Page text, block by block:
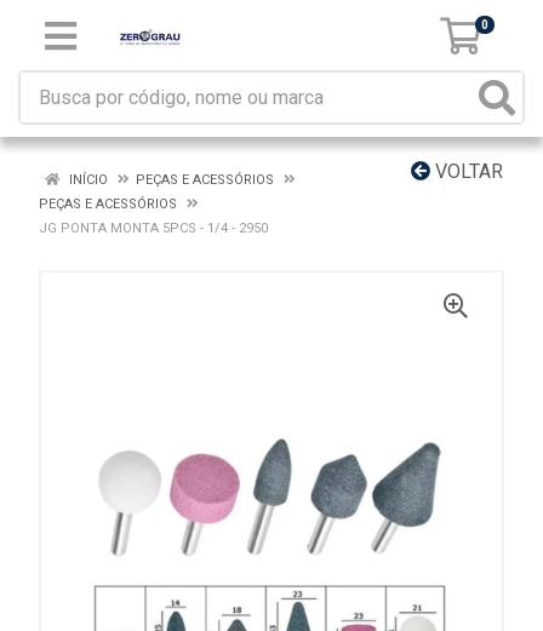
0
VOLTAR
INÍCIO
PEÇAS E ACESSÓRIOS
PEÇAS E ACESSÓRIOS
JG PONTA MONTA 5PCS - 1/4 - 2950